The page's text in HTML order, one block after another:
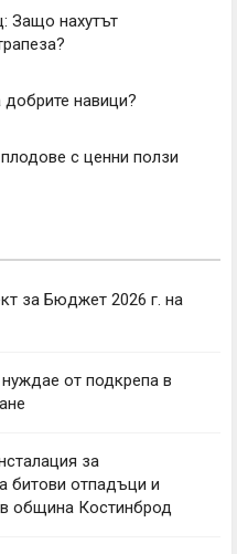
Защо нахутът
навици?
с ценни ползи
за Бюджет 2026 г. на
от подкрепа в
за
битови отпадъци и
община Костинброд